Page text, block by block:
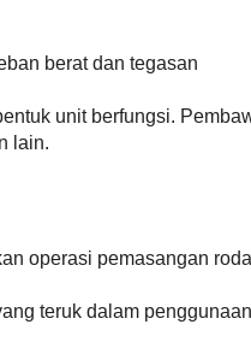
berat dan tegasan
unit berfungsi.
lain.
operasi pemasangan
teruk dalam